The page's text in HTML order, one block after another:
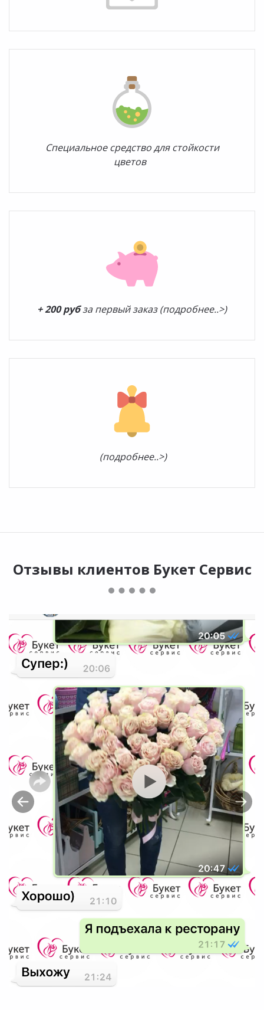
Специальное средство для стойкости
цветов
+ 200 рубза первый заказ (подробнее..>)
(подробнее..>)
Отзывы клиентов Букет Сервис